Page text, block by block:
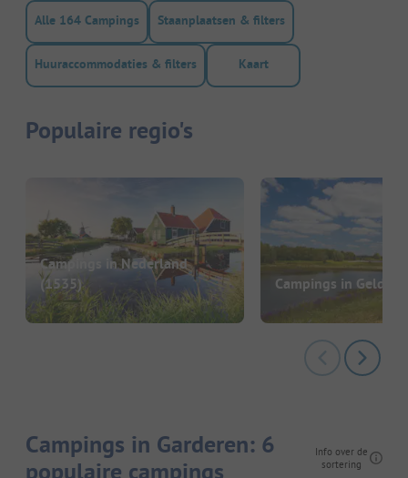
Alle 164 Campings Staanplaatsen & filters
Huuraccommodaties & filters Kaart
Populaire regio's
Campings in Nederland
(1535)
Campings in
Campings in Garderen: 6
populaire campings
Info over de
sortering